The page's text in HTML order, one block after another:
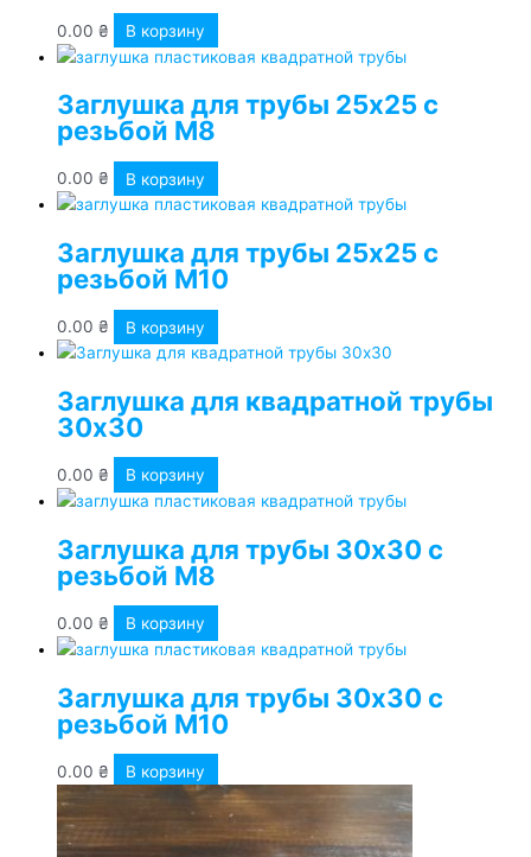
0.00 ₴ В корзину
Заглушка для трубы 25х25 с
резьбой М8
0.00 ₴ В корзину
Заглушка для трубы 25х25 с
резьбой М10
0.00 ₴ В корзину
Заглушка для квадратной трубы
30х30
0.00 ₴ В корзину
Заглушка для трубы 30х30 с
резьбой М8
0.00 ₴ В корзину
Заглушка для трубы 30х30 с
резьбой М10
0.00 ₴ В корзину